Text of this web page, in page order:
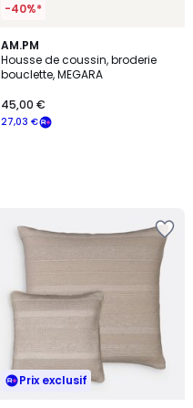
-40%*
AM.PM
Housse de coussin, broderie
bouclette, MEGARA
27,03 €
45,00 €
Prix exclusif